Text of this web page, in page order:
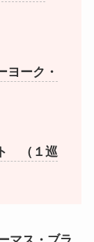
・
１巡